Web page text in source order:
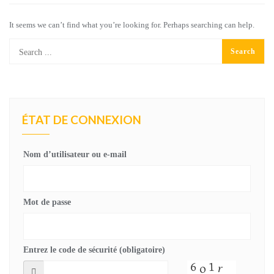
It seems we can’t find what you’re looking for. Perhaps searching can help.
ÉTAT DE CONNEXION
Nom d’utilisateur ou e-mail
Mot de passe
Entrez le code de sécurité (obligatoire)